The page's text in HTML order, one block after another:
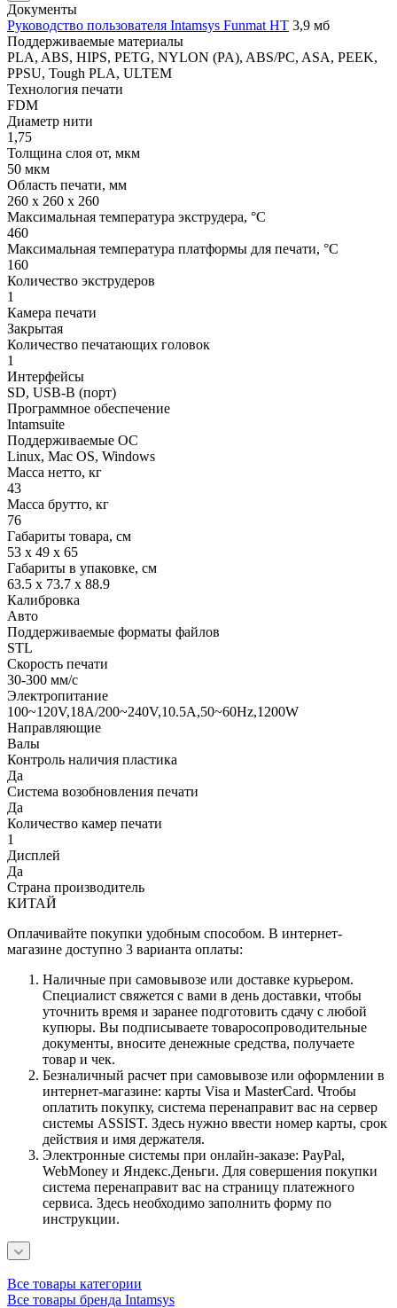
Документы
Руководство пользователя Intamsys Funmat HT 3,9 мб
Поддерживаемые материалы
PLA, ABS, HIPS, PETG, NYLON (PA), ABS/PC, ASA, PEEK,
PPSU, Tough PLA, ULTEM
Технология печати
FDM
Диаметр нити
1,75
Толщина слоя от, мкм
50 мкм
Область печати, мм
260 х 260 х 260
Максимальная температура экструдера, °C
460
Максимальная температура платформы для печати, °C
160
Количество экструдеров
1
Камера печати
Закрытая
Количество печатающих головок
1
Интерфейсы
SD, USB-B (порт)
Программное обеспечение
Intamsuite
Поддерживаемые ОС
Linux, Mac OS, Windows
Масса нетто, кг
43
Масса брутто, кг
76
Габариты товара, см
53 x 49 х 65
Габариты в упаковке, см
63.5 x 73.7 x 88.9
Калибровка
Авто
Поддерживаемые форматы файлов
STL
Скорость печати
30-300 мм/с
Электропитание
100~120V,18A/200~240V,10.5A,50~60Hz,1200W
Направляющие
Валы
Контроль наличия пластика
Да
Система возобновления печати
Да
Количество камер печати
1
Дисплей
Да
Страна производитель
КИТАЙ
Оплачивайте покупки удобным способом. В интернет-
магазине доступно 3 варианта оплаты:
Наличные при самовывозе или доставке курьером.
Специалист свяжется с вами в день доставки, чтобы
уточнить время и заранее подготовить сдачу с любой
купюры. Вы подписываете товаросопроводительные
документы, вносите денежные средства, получаете
товар и чек.
Безналичный расчет при самовывозе или оформлении в
интернет-магазине: карты Visa и MasterCard. Чтобы
оплатить покупку, система перенаправит вас на сервер
системы ASSIST. Здесь нужно ввести номер карты, срок
действия и имя держателя.
Электронные системы при онлайн-заказе: PayPal,
WebMoney и Яндекс.Деньги. Для совершения покупки
система перенаправит вас на страницу платежного
сервиса. Здесь необходимо заполнить форму по
инструкции.
Все товары категории
Все товары бренда Intamsys